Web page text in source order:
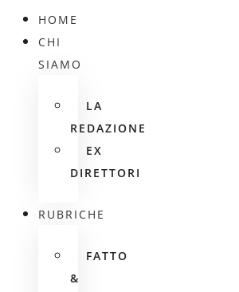
HOME
CHI
SIAMO
LA
REDAZIONE
EX
DIRETTORI
RUBRICHE
FATTO
&